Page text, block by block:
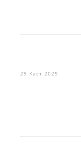
29 Каст 2025